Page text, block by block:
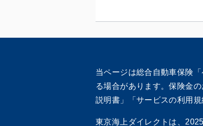
当ページは総合自動車保険
る場合があります。保険金
説明書」「サービスの利用規
東京海上ダイレクトは、